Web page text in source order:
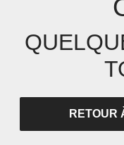
RETOUR